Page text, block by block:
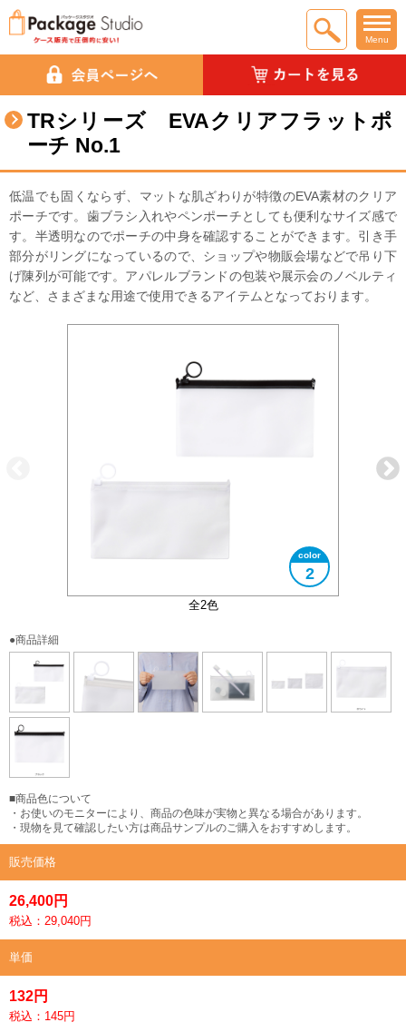
Menu
TRシリーズ EVAクリアフラットポ
ーチ No.1
低温でも固くならず、マットな肌ざわりが特徴のEVA素材のクリア
ポーチです。歯ブラシ入れやペンポーチとしても便利なサイズ感で
す。半透明なのでポーチの中身を確認することができます。引き手
部分がリングになっているので、ショップや物販会場などで吊り下
げ陳列が可能です。アパレルブランドの包装や展示会のノベルティ
など、さまざまな用途で使用できるアイテムとなっております。
全2色
2
引き手のリングは陳列用としてお使いください
大きさイメージ
使用イメージ
3サイズ展開の一番小さいサイズです
●商品詳細
■商品色について
・お使いのモニターにより、商品の色味が実物と異なる場合があります。
・現物を見て確認したい方は商品サンプルのご購入をおすすめします。
販売価格
26,400円
税込：29,040円
単価
132円
税込：145円